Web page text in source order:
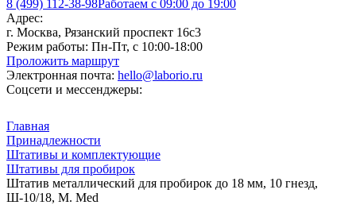
8 (499) 112-38-98Работаем с 09:00 до 19:00
Адрес:
г. Москва, Рязанский проспект 16с3
Режим работы: Пн-Пт, с 10:00-18:00
Проложить маршрут
Электронная почта: hello@laborio.ru
Соцсети и мессенджеры:
Главная
Принадлежности
Штативы и комплектующие
Штативы для пробирок
Штатив металлический для пробирок до 18 мм, 10 гнезд,
Ш-10/18, M. Med